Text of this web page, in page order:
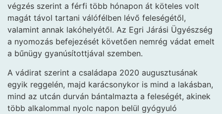
végzés szerint a férfi több hónapon át köteles volt
magát távol tartani válófélben lévő feleségétől,
valamint annak lakóhelyétől. Az Egri Járási Ügyészség
a nyomozás befejezését követően nemrég vádat emelt
a bűnügy gyanúsítottjával szemben.
A vádirat szerint a családapa 2020 augusztusának
egyik reggelén, majd karácsonykor is mind a lakásban,
mind az utcán durván bántalmazta a feleségét, akinek
több alkalommal nyolc napon belül gyógyuló